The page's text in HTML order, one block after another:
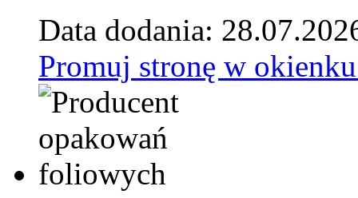
Data dodania:
Promuj stronę w